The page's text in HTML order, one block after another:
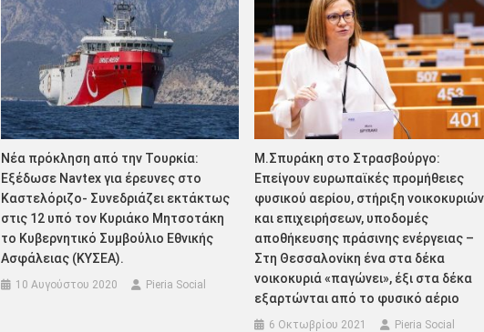
Νέα πρόκληση από την Τουρκία:
Εξέδωσε Navtex για έρευνες στο
Καστελόριζο- Συνεδριάζει εκτάκτως
στις 12 υπό τον Κυριάκο Μητσοτάκη
το Κυβερνητικό Συμβούλιο Εθνικής
Ασφάλειας (ΚΥΣΕΑ).
10 Αυγούστου 2020 Pieria Social
Μ.Σπυράκη στο Στρασβούργο:
Επείγουν ευρωπαϊκές προμήθειες
φυσικού αερίου, στήριξη νοικοκυριών
και επιχειρήσεων, υποδομές
αποθήκευσης πράσινης ενέργειας –
Στη Θεσσαλονίκη ένα στα δέκα
νοικοκυριά «παγώνει», έξι στα δέκα
εξαρτώνται από το φυσικό αέριο
6 Οκτωβρίου 2021 Pieria Social